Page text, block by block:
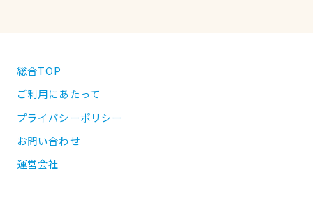
総合TOP
ご利用にあたって
プライバシーポリシー
お問い合わせ
運営会社